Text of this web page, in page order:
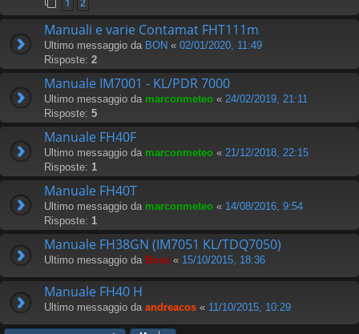
1 2
Manuali e varie Contamat FHT111m
Ultimo messaggio da BON « 02/01/2020, 11:49
Risposte: 2
Manuale IM7001 - KL/PDR 7000
Ultimo messaggio da marconmeteo « 24/02/2019, 21:11
Risposte: 5
Manuale FH40F
Ultimo messaggio da marconmeteo « 21/12/2018, 22:15
Risposte: 1
Manuale FH40T
Ultimo messaggio da marconmeteo « 14/08/2016, 9:54
Risposte: 1
Manuale FH38GN (IM7051 KL/TDQ7050)
Ultimo messaggio da Boss « 15/10/2015, 18:36
Manuale FH40 H
Ultimo messaggio da andreacos « 11/10/2015, 10:29